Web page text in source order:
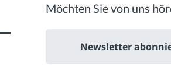
Möchten Sie von uns
Newsletter